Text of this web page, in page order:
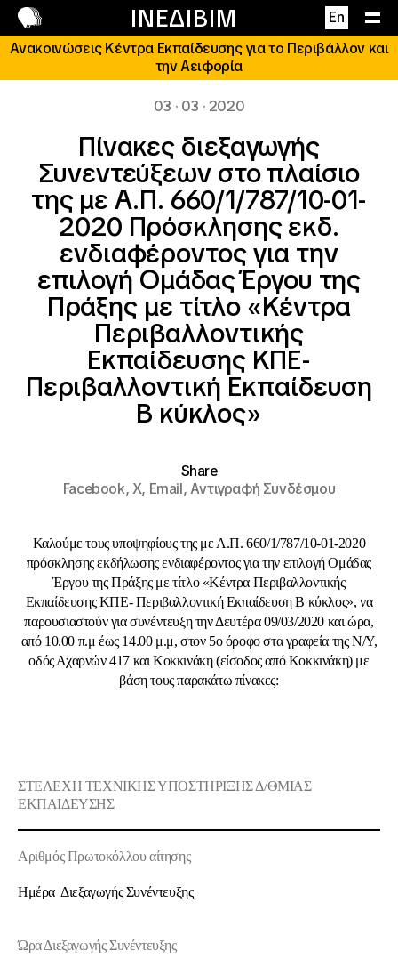
ΙΝΕΔΙΒΙΜ En
Επικοινωνία
Ανακοινώσεις Κέντρα Εκπαίδευσης για το Περιβάλλον και
την Αειφορία
03 · 03 · 2020
Πίνακες διεξαγωγής
Συνεντεύξεων στο πλαίσιο
της με Α.Π. 660/1/787/10-01-
2020 Πρόσκλησης εκδ.
ενδιαφέροντος για την
επιλογή Ομάδας Έργου της
Πράξης με τίτλο «Κέντρα
Περιβαλλοντικής
Εκπαίδευσης ΚΠΕ-
Περιβαλλοντική Εκπαίδευση
Β κύκλος»
Share
Facebook,X, Email,Αντιγραφή Συνδέσμου
Καλούμε τους υποψηφίους της με Α.Π. 660/1/787/10-01-2020
πρόσκλησης εκδήλωσης ενδιαφέροντος για την επιλογή Ομάδας
Έργου της Πράξης με τίτλο «Κέντρα Περιβαλλοντικής
Εκπαίδευσης ΚΠΕ- Περιβαλλοντική Εκπαίδευση Β κύκλος», να
παρουσιαστούν για συνέντευξη την Δευτέρα 09/03/2020 και ώρα,
από 10.00 π.μ έως 14.00 μ.μ, στον 5ο όροφο στα γραφεία της Ν/Υ,
οδός Αχαρνών 417 και Κοκκινάκη (είσοδος από Κοκκινάκη) με
βάση τους παρακάτω πίνακες:
ΣΤΕΛΕΧΗ ΤΕΧΝΙΚΗΣ ΥΠΟΣΤΗΡΙΞΗΣ Δ/ΘΜΙΑΣ
ΕΚΠΑΙΔΕΥΣΗΣ
Αριθμός Πρωτοκόλλου αίτησης
Ημέρα Διεξαγωγής Συνέντευξης
Ώρα Διεξαγωγής Συνέντευξης